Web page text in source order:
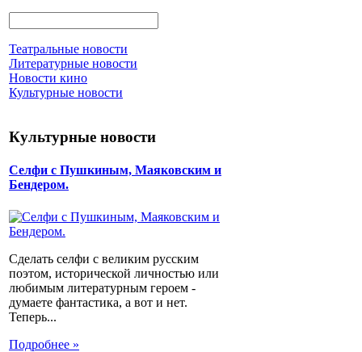
Театральные новости
Литературные новости
Новости кино
Культурные новости
Культурные новости
Селфи с Пушкиным, Маяковским и
Бендером.
Сделать селфи с великим русским
поэтом, исторической личностью или
любимым литературным героем -
думаете фантастика, а вот и нет.
Теперь...
Подробнее »